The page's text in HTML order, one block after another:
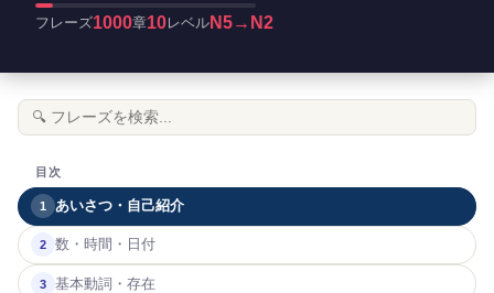
フレーズ1000章10レベル N5→N2
目次
1 あいさつ・自己紹介
2 数・時間・日付
3 基本動詞・存在